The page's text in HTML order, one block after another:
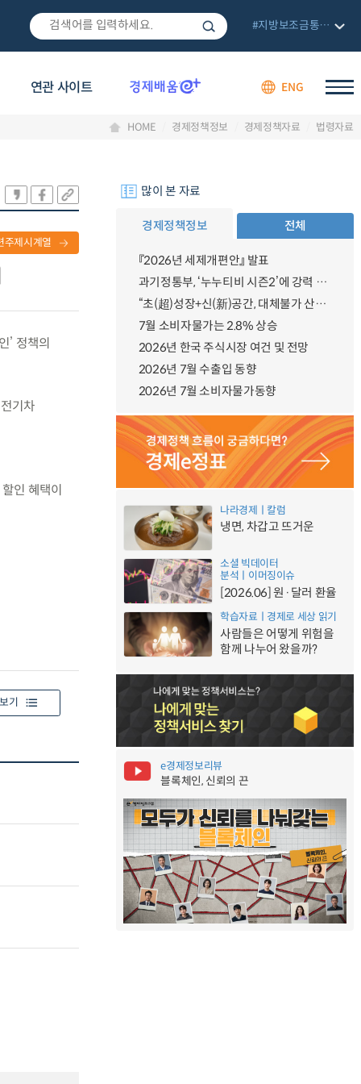
연관 사이트 ENG
#지방보조금통합관리망
HOME 경제정책정보 경제정책자료 법령자료
주제시계열
’ 정책의
기차
인 혜택이
기
많이 본 자료
경제정책정보 전체
『2026년 세제개편안』 발표
과기정통부, ‘누누티비 시즌2’에 강력 대응 의지 밝혀
“초(超)성장+신(新)공간, 대체불가 산업강국”
7월 소비자물가는 2.8% 상승
2026년 한국 주식시장 여건 및 전망
2026년 7월 수출입 동향
2026년 7월 소비자물가동향
나라경제ㅣ칼럼
냉면, 차갑고 뜨거운
소셜 빅데이터
분석ㅣ이머징이슈
[2026.06] 원·달러 환율
학습자료ㅣ경제로 세상 읽기
사람들은 어떻게 위험을
함께 나누어 왔을까?
e경제정보리뷰
블록체인, 신뢰의 끈